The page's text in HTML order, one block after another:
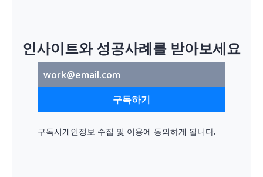
인사이트와 성공사례를 받아보세요
구독하기
구독시개인정보 수집 및 이용에 동의하게 됩니다.